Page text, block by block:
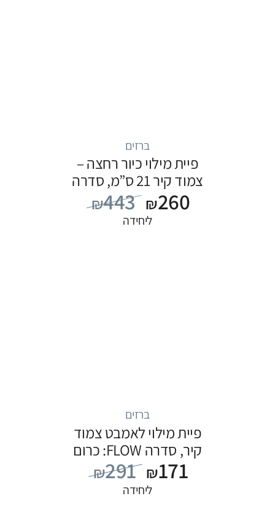
ברזים
פיית מילוי כיור רחצה –
צמוד קיר 21 ס”מ, סדרה
FLOW: כרום
₪443 ₪260
ליחידה
ברזים
פיית מילוי לאמבט צמוד
קיר, סדרה FLOW: כרום
₪291 ₪171
ליחידה